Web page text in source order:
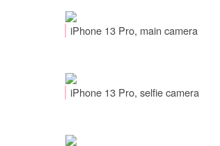
iPhone 13 Pro, main camera
iPhone 13 Pro, selfie camera